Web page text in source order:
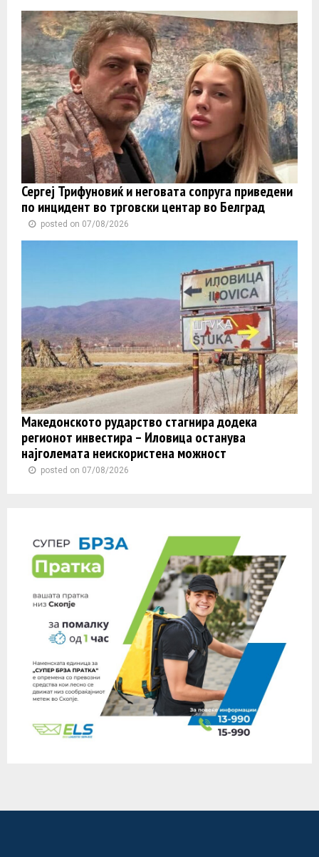
Сергеј Трифуновиќ и неговата сопруга приведени
по инцидент во трговски центар во Белград
posted on 07/08/2026
Македонското рударство стагнира додека
регионот инвестира – Иловица останува
најголемата неискористена можност
posted on 07/08/2026